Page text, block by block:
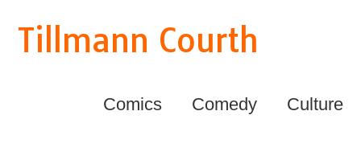
Tillmann Courth
Comics Comedy Culture